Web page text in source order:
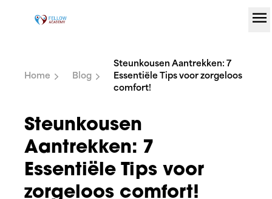
menu
Home Blog
Steunkousen Aantrekken: 7
Essentiële Tips voor zorgeloos
comfort!
Steunkousen
Aantrekken: 7
Essentiële Tips voor
zorgeloos comfort!